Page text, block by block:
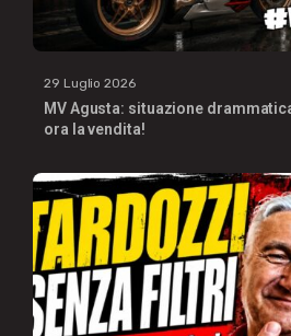
29 Luglio 2026
MV Agusta: situazione
ora la vendita!